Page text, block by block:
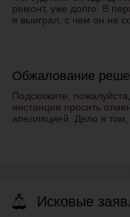
ремонт, уже долго. В
я выиграл, с чем он не
Обжалование
Подскажите,
инстанции просить
апелляцией. Дело в
Исковые